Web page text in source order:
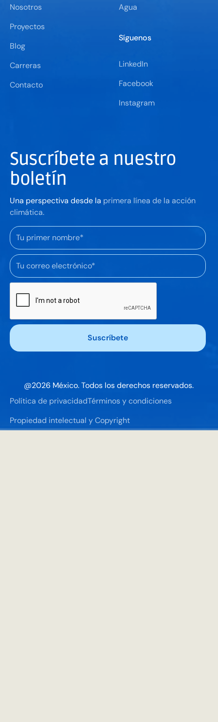
Nosotros
Proyectos
Blog
Carreras
Contacto
Agua
Síguenos
LinkedIn
Facebook
Instagram
Suscríbete a nuestro
boletín
Una perspectiva desde la primera línea de la acción
climática.
@2026 México. Todos los derechos reservados.
Política de privacidadTérminos y condiciones
Propiedad intelectual y Copyright